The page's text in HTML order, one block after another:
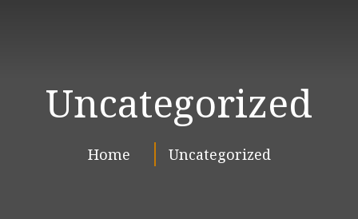
Uncategorized
Home Uncategorized